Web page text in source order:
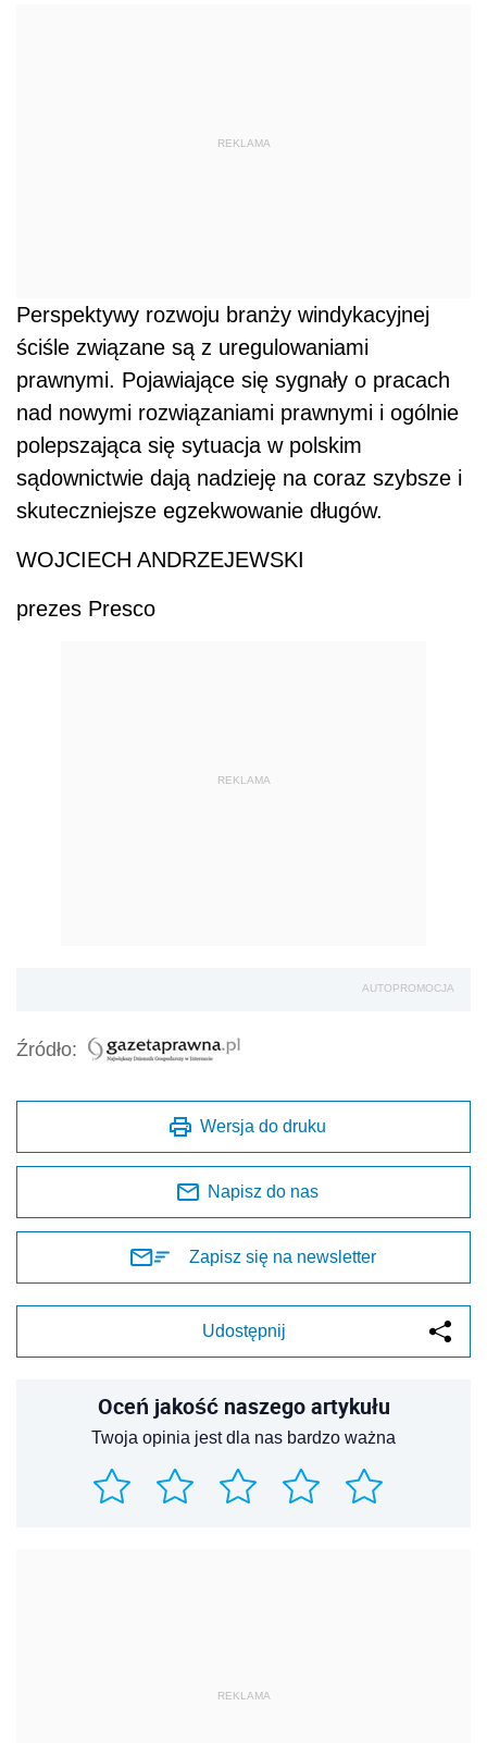
REKLAMA
Perspektywy rozwoju branży windykacyjnej
ściśle związane są z uregulowaniami
prawnymi. Pojawiające się sygnały o pracach
nad nowymi rozwiązaniami prawnymi i ogólnie
polepszająca się sytuacja w polskim
sądownictwie dają nadzieję na coraz szybsze i
skuteczniejsze egzekwowanie długów.
WOJCIECH ANDRZEJEWSKI
prezes Presco
REKLAMA
AUTOPROMOCJA
Źródło:
Wersja do druku
Napisz do nas
Zapisz się na newsletter
Udostępnij
Oceń jakość naszego artykułu
Twoja opinia jest dla nas bardzo ważna
REKLAMA